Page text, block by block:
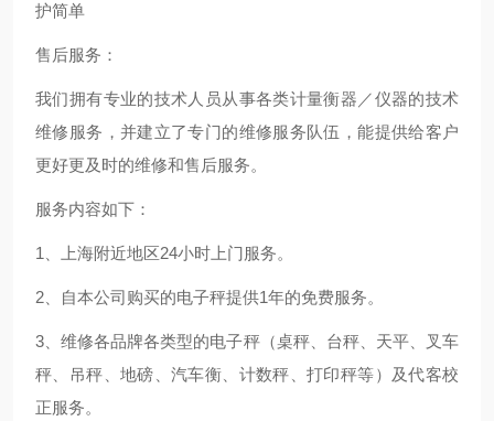
护简单
售后服务：
我们拥有专业的技术人员从事各类计量衡器／仪器的技术
维修服务，并建立了专门的维修服务队伍，能提供给客户
更好更及时的维修和售后服务。
服务内容如下：
1、上海附近地区24小时上门服务。
2、自本公司购买的电子秤提供1年的免费服务。
3、维修各品牌各类型的电子秤（桌秤、台秤、天平、叉车
秤、吊秤、地磅、汽车衡、计数秤、打印秤等）及代客校
正服务。